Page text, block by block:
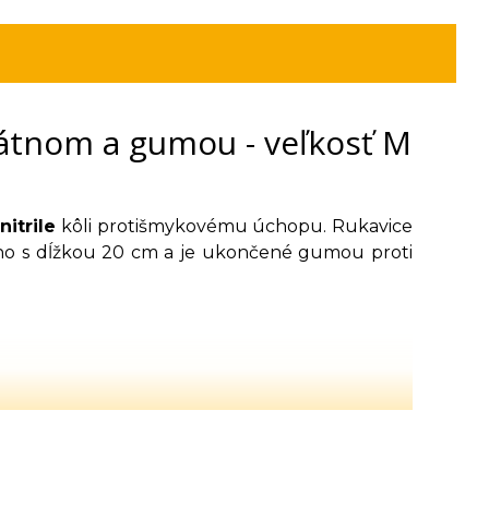
a gumou - veľkosť M
kôli protišmykovému úchopu. Rukavice
s dĺžkou 20 cm a je ukončené gumou proti